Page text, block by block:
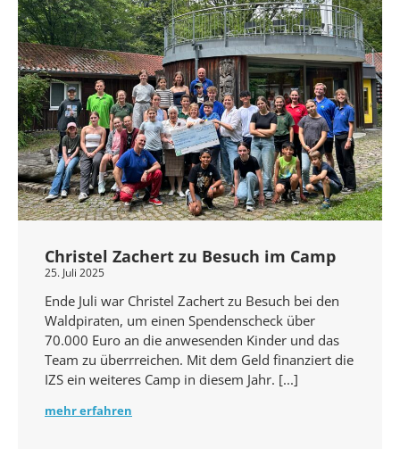
Christel Zachert zu Besuch im Camp
25. Juli 2025
Ende Juli war Christel Zachert zu Besuch bei den
Waldpiraten, um einen Spendenscheck über
70.000 Euro an die anwesenden Kinder und das
Team zu überrreichen. Mit dem Geld finanziert die
IZS ein weiteres Camp in diesem Jahr.
mehr erfahren